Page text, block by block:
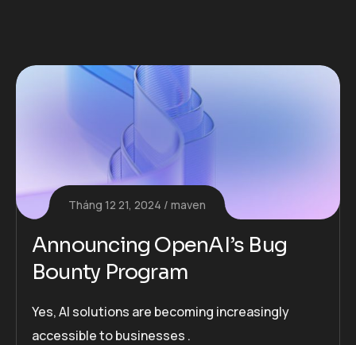
Tháng 12 21, 2024 maven
Announcing OpenAI’s Bug
Bounty Program
Yes, AI solutions are becoming increasingly
accessible to businesses .